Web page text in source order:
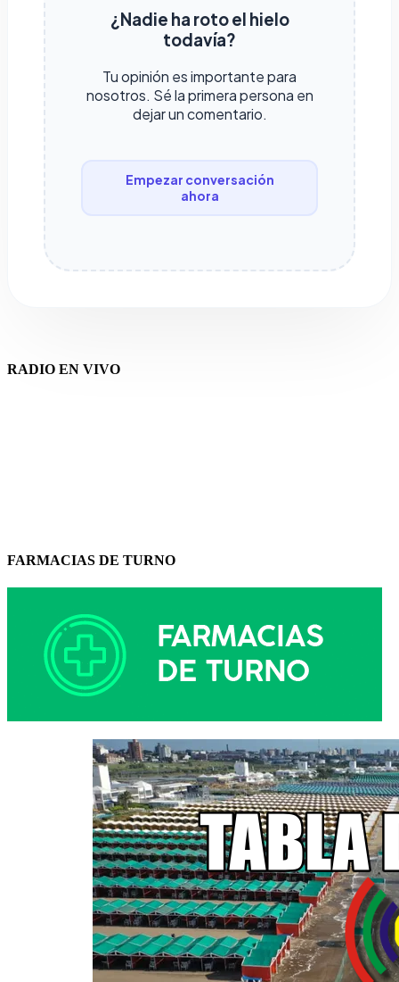
¿Nadie ha roto el hielo
todavía?
Tu opinión es importante para
nosotros. Sé la primera persona en
dejar un comentario.
Empezar conversación
ahora
RADIO EN VIVO
FARMACIAS DE TURNO